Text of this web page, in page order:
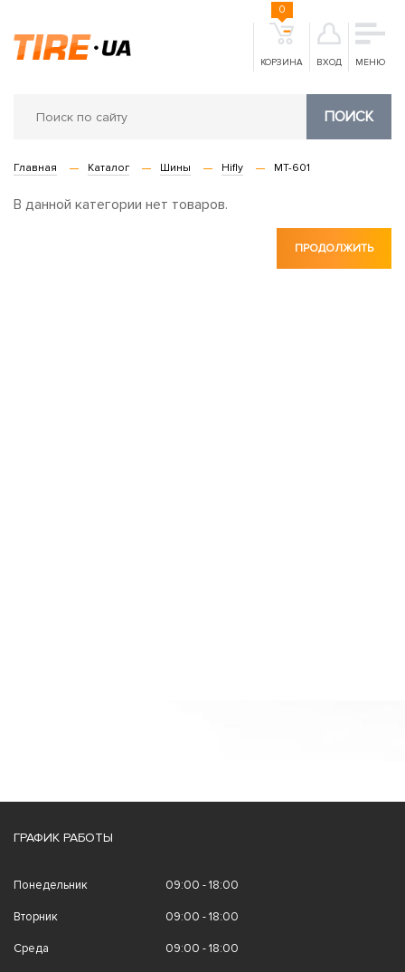
КОРЗИНА
0
ВХОД МЕНЮ
ПОИСК
Главная Каталог Шины Hifly MT-601
В данной категории нет товаров.
ПРОДОЛЖИТЬ
ГРАФИК РАБОТЫ
Понедельник 09:00 - 18:00
Вторник 09:00 - 18:00
Среда 09:00 - 18:00